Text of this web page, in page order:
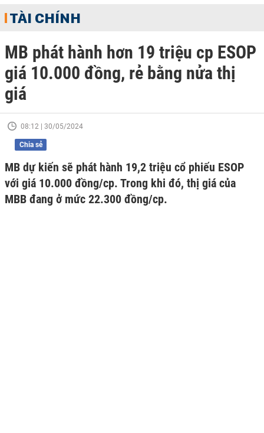
TÀI CHÍNH
MB phát hành hơn 19 triệu cp ESOP
giá 10.000 đồng, rẻ bằng nửa thị
giá
08:12 | 30/05/2024
Chia sẻ
MB dự kiến sẽ phát hành 19,2 triệu cổ phiếu ESOP
với giá 10.000 đồng/cp. Trong khi đó, thị giá của
MBB đang ở mức 22.300 đồng/cp.